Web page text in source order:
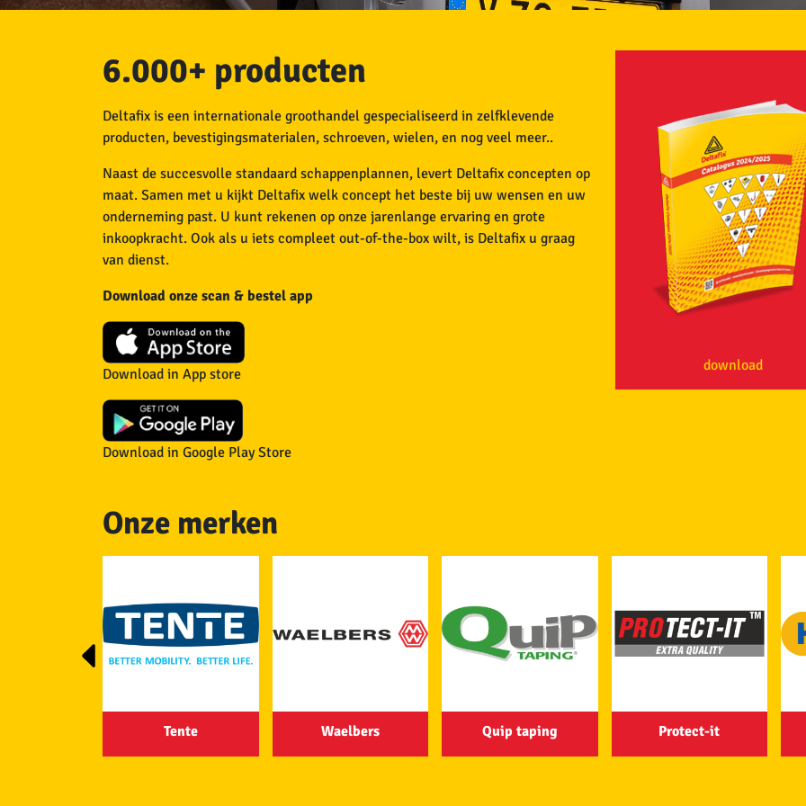
6.000+ producten
Deltafix is een internationale groothandel gespecialiseerd in zelfklevende
producten, bevestigingsmaterialen, schroeven, wielen, en nog veel meer..
Naast de succesvolle standaard schappenplannen, levert Deltafix concepten op
maat. Samen met u kijkt Deltafix welk concept het beste bij uw wensen en uw
onderneming past. U kunt rekenen op onze jarenlange ervaring en grote
inkoopkracht. Ook als u iets compleet out-of-the-box wilt, is Deltafix u graag
van dienst.
Download onze scan & bestel app
Download in App store
Download in Google Play Store
download
Onze merken
Tente Waelbers Quip taping Protect-it